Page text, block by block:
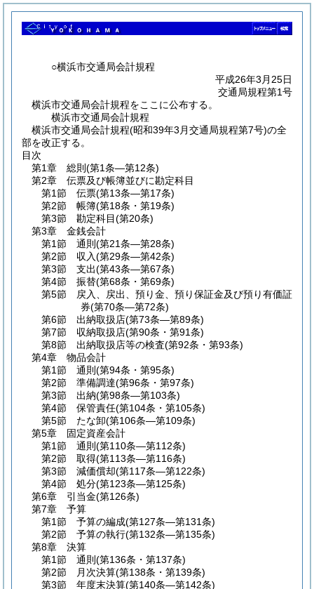
○横浜市交通局会計規程
平成26年3月25日
交通局規程第1号
横浜市交通局会計規程をここに公布する。
横浜市交通局会計規程
横浜市交通局会計規程(昭和39年3月交通局規程第7号)の全
部を改正する。
目次
第1章
総則 (第1条―第12条)
第2章
伝票及び帳簿並びに勘定科目
第1節
伝票(第13条―第17条)
第2節
帳簿(第18条・第19条)
第3節
勘定科目(第20条)
第3章
金銭会計
第1節
通則 (第21条―第28条)
第2節
収入(第29条―第42条)
第3節
支出(第43条―第67条)
第4節
振替(第68条・第69条)
第5節
戻入、戻出、預り金、預り保証金及び預り有価証
券(第70条―第72条)
第6節
出納取扱店(第73条―第89条)
第7節
収納取扱店(第90条・第91条)
第8節
出納取扱店等の検査(第92条・第93条)
第4章
物品会計
第1節
通則 (第94条・第95条)
第2節
準備調達(第96条・第97条)
第3節
出納(第98条―第103条)
第4節
保管責任(第104条・第105条)
第5節
たな卸(第106条―第109条)
第5章
固定資産会計
第1節
通則 (第110条―第112条)
第2節
取得(第113条―第116条)
第3節
減価償却(第117条―第122条)
第4節
処分(第123条―第125条)
第6章
引当金(第126条)
第7章
予算
第1節
予算の編成(第127条―第131条)
第2節
予算の執行(第132条―第135条)
第8章
決算
第1節
通則 (第136条・第137条)
第2節
月次決算(第138条・第139条)
第3節
年度末決算(第140条―第142条)